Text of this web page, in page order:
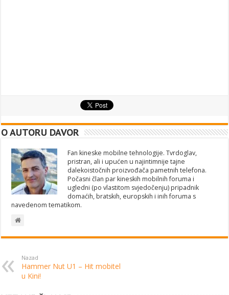
O AUTORU DAVOR
Fan kineske mobilne tehnologije. Tvrdoglav,
pristran, ali i upućen u najintimnije tajne
dalekoistočnih proizvođača pametnih telefona.
Počasni član par kineskih mobilnih foruma i
ugledni (po vlastitom svjedočenju) pripadnik
domaćih, bratskih, europskih i inih foruma s
navedenom tematikom.
Nazad
Hammer Nut U1 – Hit mobitel
u Kini!